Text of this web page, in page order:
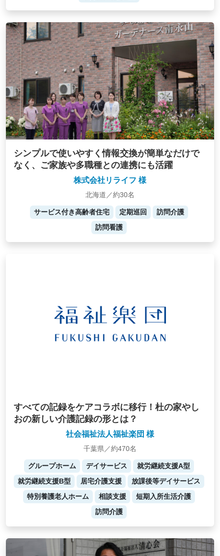
シンプルで使いやすく情報交換が簡単なだけで
なく、ご家族や多職種との連携にも活躍
株式会社リライフ 様
北海道／約30名
サービス付き高齢者住宅 定期巡回
訪問介護
訪問看護
すべての記録をケアコラボに移行！杜の家やし
おの新しい介護記録の形とは？
社会福祉法人福祉楽団 様
千葉県／約470名
グループホーム デイサービス
就労継続支援A型
就労継続支援B型
居宅介護支援
放課後等デイサービス
特別養護老人ホーム
相談支援
短期入所生活介護
訪問介護